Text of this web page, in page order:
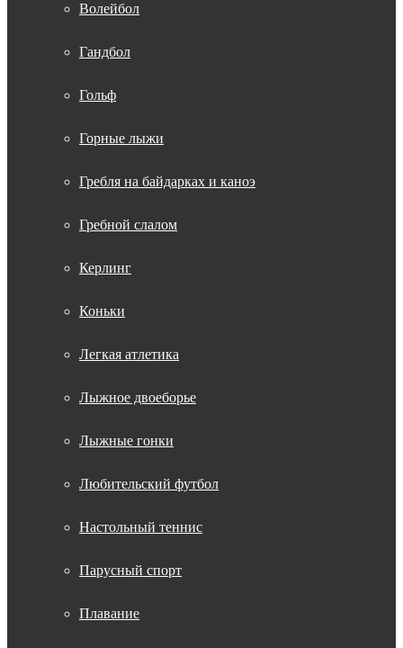
Волейбол
Гандбол
Гольф
Горные лыжи
Гребля на байдарках и каноэ
Гребной слалом
Керлинг
Коньки
Легкая атлетика
Лыжное двоеборье
Лыжные гонки
Любительский футбол
Настольный теннис
Парусный спорт
Плавание